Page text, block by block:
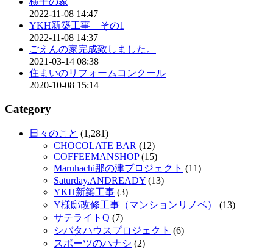
2022-11-08 14:47
YKH新築工事 その1
2022-11-08 14:37
ごえんの家完成致しました。
2021-03-14 08:38
住まいのリフォームコンクール
2020-10-08 15:14
Category
日々のこと (1,281)
CHOCOLATE BAR (12)
COFFEEMANSHOP(15)
Maruhachi那の津プロジェクト (11)
Saturday.ANDREADY (13)
YKH新築工事 (3)
Y様邸改修工事（マンションリノベ）
(13)
サテライトQ (7)
シバタハウスプロジェクト (6)
スポーツのハナシ (2)